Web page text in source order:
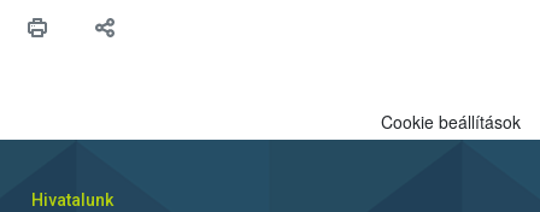
Cookie beállítások
Hivatalunk